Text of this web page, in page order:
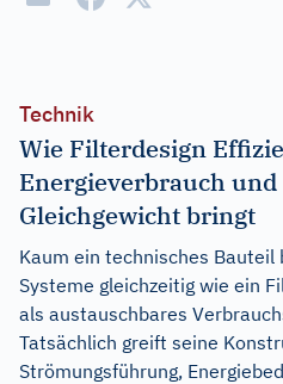
Technik
Wie Filterdesign
Energieverbrauch
Gleichgewicht bringt
Kaum ein technisches Bauteil
Systeme gleichzeitig wie ein
als austauschbares
Tatsächlich greift seine
Strömungsführung,